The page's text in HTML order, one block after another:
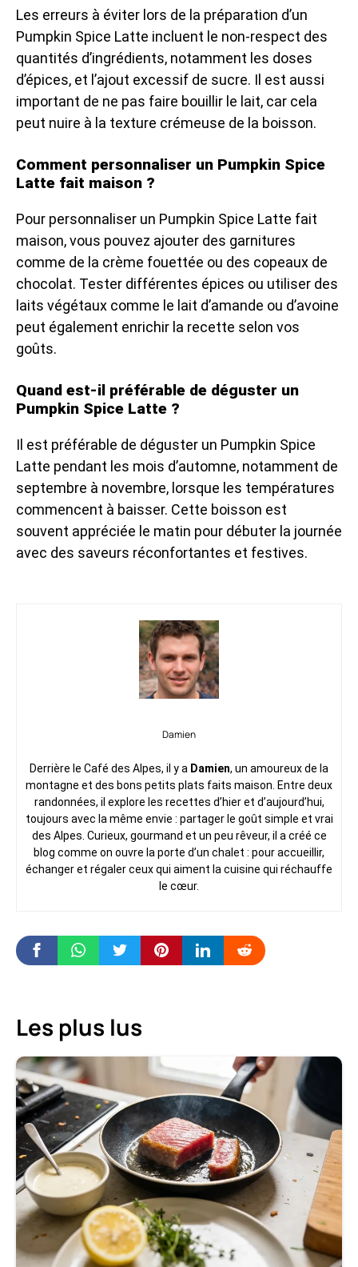
Les erreurs à éviter lors de la préparation d’un
Pumpkin Spice Latte incluent le non-respect des
quantités d’ingrédients, notamment les doses
d’épices, et l’ajout excessif de sucre. Il est aussi
important de ne pas faire bouillir le lait, car cela
peut nuire à la texture crémeuse de la boisson.
Comment personnaliser un Pumpkin Spice
Latte fait maison ?
Pour personnaliser un Pumpkin Spice Latte fait
maison, vous pouvez ajouter des garnitures
comme de la crème fouettée ou des copeaux de
chocolat. Tester différentes épices ou utiliser des
laits végétaux comme le lait d’amande ou d’avoine
peut également enrichir la recette selon vos
goûts.
Quand est-il préférable de déguster un
Pumpkin Spice Latte ?
Il est préférable de déguster un Pumpkin Spice
Latte pendant les mois d’automne, notamment de
septembre à novembre, lorsque les températures
commencent à baisser. Cette boisson est
souvent appréciée le matin pour débuter la journée
avec des saveurs réconfortantes et festives.
Damien
Derrière le Café des Alpes, il y a Damien, un amoureux de la
montagne et des bons petits plats faits maison. Entre deux
randonnées, il explore les recettes d’hier et d’aujourd’hui,
toujours avec la même envie : partager le goût simple et vrai
des Alpes. Curieux, gourmand et un peu rêveur, il a créé ce
blog comme on ouvre la porte d’un chalet : pour accueillir,
échanger et régaler ceux qui aiment la cuisine qui réchauffe
le cœur.
Les plus lus